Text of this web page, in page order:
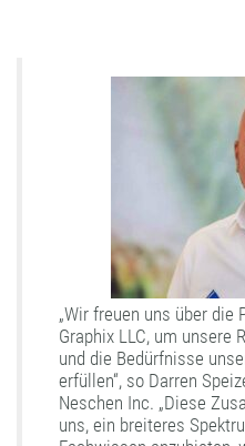
„Wir freuen uns über
Graphix LLC, um unsere
und die Bedürfnisse
erfüllen“, so Darren
Neschen Inc. „Diese
uns, ein breiteres